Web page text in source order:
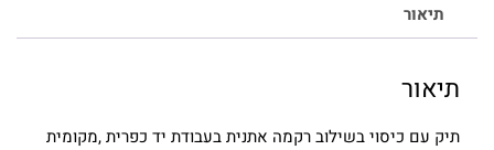
תיאור
תיאור
תיק עם כיסוי בשילוב רקמה אתנית בעבודת יד כפרית ,מקומית